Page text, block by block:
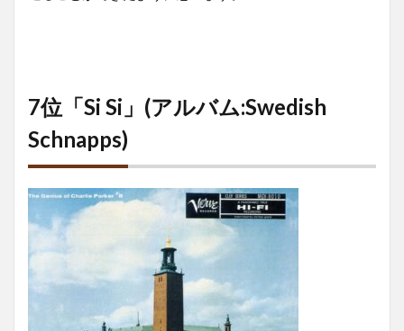
7位「Si Si」(アルバム:Swedish
Schnapps)